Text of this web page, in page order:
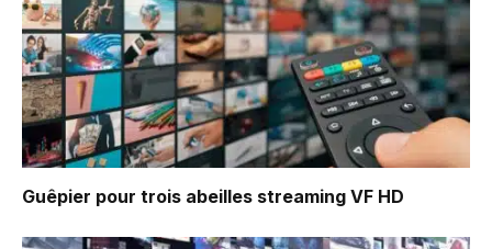
Guêpier pour trois abeilles streaming VF HD